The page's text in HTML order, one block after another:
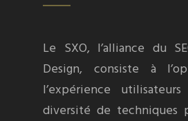
Le SXO, l’alliance du
Design, consiste à
l’expérience
diversité de techniques